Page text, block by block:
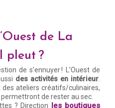
de La
pleut ?
de s’ennuyer ! L’Ouest de
des activités en intérieur
des ateliers créatifs/culinaires,
de rester au sec.
? Direction les boutiques